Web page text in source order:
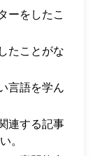
ーをしたこ
たことがな
言語を学ん
連する記事
。